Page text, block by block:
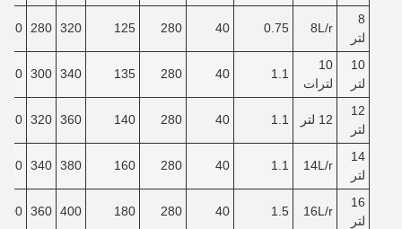
8
لتر
8L/r
0.75
40
280
125
320
280
220
10
لتر
10
لترات
1.1
40
280
135
340
300
240
12
لتر
12 لتر 1.1
40
280
140
360
320
260
14
لتر
14L/r
1.1
40
280
160
380
340
280
16
لتر
16L/r
1.5
40
280
180
400
360
300